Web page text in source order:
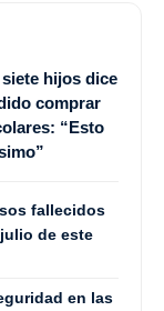
siete hijos dice
comprar
“Esto
fallecidos
de este
en las